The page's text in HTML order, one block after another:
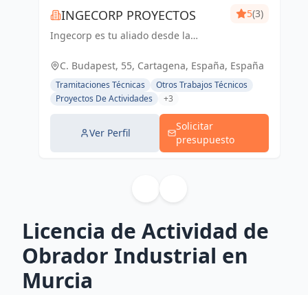
INGECORP PROYECTOS
Ingecorp es tu aliado desde la
proyecto. Especializados en licencias,
proyectos ejecutivos, reformas y
energía solar. Expertos compr...
5(3)
C. Budapest, 55, Cartagena, España, España
Tramitaciones Técnicas
Otros Trabajos Técnicos
Proyectos De Actividades
+3
Ver Perfil
Solicitar
presupuesto
Licencia de Actividad de
Obrador Industrial en
Murcia